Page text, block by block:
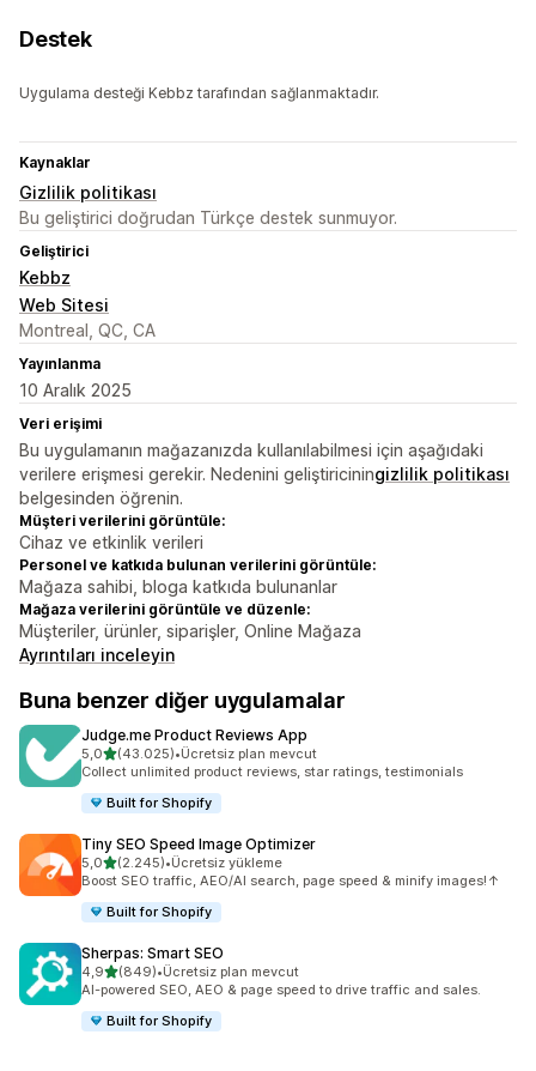
Destek
Uygulama desteği Kebbz tarafından sağlanmaktadır.
Kaynaklar
Gizlilik politikası
Bu geliştirici doğrudan Türkçe destek sunmuyor.
Geliştirici
Kebbz
Web Sitesi
Montreal, QC, CA
Yayınlanma
10 Aralık 2025
Veri erişimi
Bu uygulamanın mağazanızda kullanılabilmesi için aşağıdaki
verilere erişmesi gerekir. Nedenini geliştiriciningizlilik politikası
belgesinden öğrenin.
Müşteri verilerini görüntüle:
Cihaz ve etkinlik verileri
Personel ve katkıda bulunan verilerini görüntüle:
Mağaza sahibi, bloga katkıda bulunanlar
Mağaza verilerini görüntüle ve düzenle:
Müşteriler, ürünler, siparişler, Online Mağaza
Ayrıntıları inceleyin
Buna benzer diğer uygulamalar
Judge.me Product Reviews App
5,05 yıldız üzerinden
(43.025)
toplam 43025 değerlendirme
•Ücretsiz plan mevcut
Collect unlimited product reviews, star ratings, testimonials
Built for Shopify
Tiny SEO Speed Image Optimizer
5,05 yıldız üzerinden
(2.245)
toplam 2245 değerlendirme
•Ücretsiz yükleme
Boost SEO traffic, AEO/AI search, page speed & minify images!↑
Built for Shopify
Sherpas: Smart SEO
4,95 yıldız üzerinden
(849)
toplam 849 değerlendirme
•Ücretsiz plan mevcut
AI-powered SEO, AEO & page speed to drive traffic and sales.
Built for Shopify